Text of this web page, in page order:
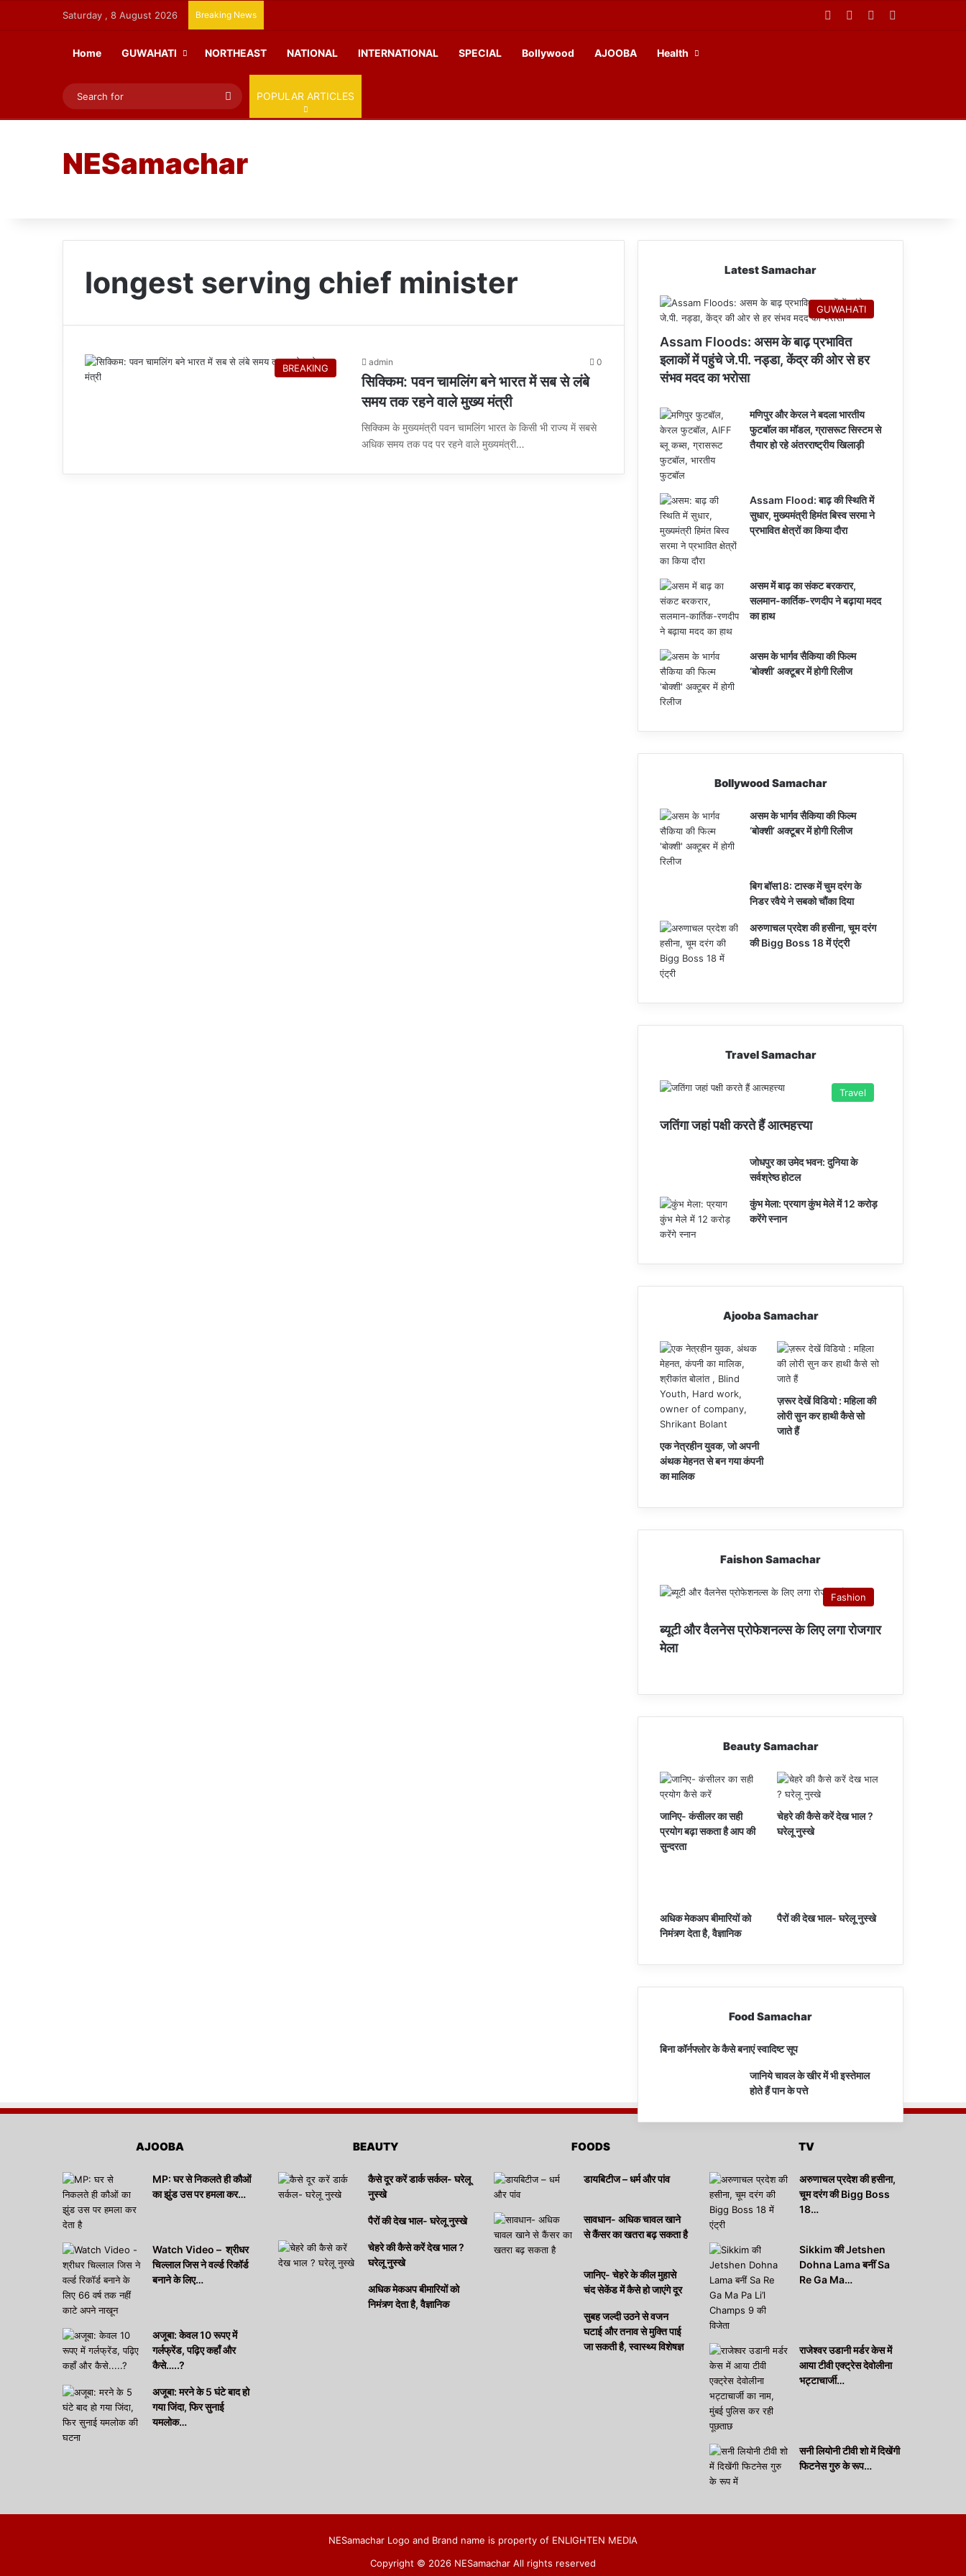
Saturday , 8 August 2026 Breaking News Facebook YouTube
Home GUWAHATI NORTHEAST NATIONAL INTERNATIONAL SPECIAL Bollywood AJOOBA Health
Search
for
POPULAR ARTICLES
NESamachar
longest serving chief minister
BREAKING
admin 0
सिक्किम: पवन चामलिंग बने भारत में सब से लंबे
समय तक रहने वाले मुख्य मंत्री
सिक्किम के मुख्यमंत्री पवन चामलिंग भारत के किसी भी राज्य में सबसे
अधिक समय तक पद पर रहने वाले मुख्यमंत्री…
Latest Samachar
GUWAHATI
Assam Floods: असम के बाढ़ प्रभावित
इलाकों में पहुंचे जे.पी. नड्डा, केंद्र की ओर से हर
संभव मदद का भरोसा
मणिपुर और केरल ने बदला भारतीय
फुटबॉल का मॉडल, ग्रासरूट सिस्टम से
तैयार हो रहे अंतरराष्ट्रीय खिलाड़ी
Assam Flood: बाढ़ की स्थिति में
सुधार, मुख्यमंत्री हिमंत बिस्व सरमा ने
प्रभावित क्षेत्रों का किया दौरा
असम में बाढ़ का संकट बरकरार,
सलमान-कार्तिक-रणदीप ने बढ़ाया मदद
का हाथ
असम के भार्गव सैकिया की फिल्म
‘बोक्शी’ अक्टूबर में होगी रिलीज
Bollywood Samachar
असम के भार्गव सैकिया की फिल्म
‘बोक्शी’ अक्टूबर में होगी रिलीज
बिग बॉस18: टास्क में चुम दरंग के
निडर रवैये ने सबको चौंका दिया
अरुणाचल प्रदेश की हसीना, चूम दरंग
की Bigg Boss 18 में एंट्री
Travel Samachar
Travel
जतिंगा जहां पक्षी करते हैं आत्महत्त्या
जोधपुर का उमेद भवन: दुनिया के
सर्वश्रेष्ठ होटल
कुंभ मेला: प्रयाग कुंभ मेले में 12 करोड़
करेंगे स्नान
Ajooba Samachar
एक नेत्रहीन युवक, जो अपनी
अंथक मेहनत से बन गया कंपनी
का मालिक
ज़रूर देखें विडियो : महिला की
लोरी सुन कर हाथी कैसे सो
जाते हैं
Faishon Samachar
Fashion
ब्यूटी और वैलनेस प्रोफेशनल्स के लिए लगा रोजगार
मेला
Beauty Samachar
जानिए- कंसीलर का सही
प्रयोग बढ़ा सकता है आप की
सुन्दरता
चेहरे की कैसे करें देख भाल ?
घरेलू नुस्खे
अधिक मेकअप बीमारियों को
निमंत्र्ण देता है, वैज्ञानिक
पैरों की देख भाल- घरेलू नुस्खे
Food Samachar
बिना कॉर्नफ्लोर के कैसे बनाएं स्वादिष्ट सूप
जानिये चावल के खीर में भी इस्तेमाल
होते हैं पान के पत्ते
AJOOBA
MP: घर से निकलते ही कौओं
का झुंड उस पर हमला कर…
Watch Video – श्रीधर
चिल्लाल जिस ने वर्ल्ड रिकॉर्ड
बनाने के लिए…
अजूबा: केवल 10 रूपए में
गर्लफ्रेंड, पढ़िए कहाँ और
कैसे…..?
अजूबा: मरने के 5 घंटे बाद हो
गया जिंदा, फिर सुनाई
यमलोक…
BEAUTY
कैसे दूर करें डार्क सर्कल- घरेलू
नुस्खे
पैरों की देख भाल- घरेलू नुस्खे
चेहरे की कैसे करें देख भाल ?
घरेलू नुस्खे
अधिक मेकअप बीमारियों को
निमंत्र्ण देता है, वैज्ञानिक
FOODS
डायबिटीज – धर्म और पांव
सावधान- अधिक चावल खाने
से कैंसर का खतरा बढ़ सकता है
जानिए- चेहरे के कील मुहासे
चंद सेकेंड में कैसे हो जाएंगे दूर
सुबह जल्दी उठने से वजन
घटाई और तनाव से मुक्ति पाई
जा सकती है, स्वास्थ्य विशेषज्ञ
TV
अरुणाचल प्रदेश की हसीना,
चूम दरंग की Bigg Boss
18…
Sikkim की Jetshen
Dohna Lama बनीं Sa
Re Ga Ma…
राजेश्वर उडानी मर्डर केस में
आया टीवी एक्ट्रेस देवोलीना
भट्टाचार्जी…
सनी लियोनी टीवी शो में दिखेंगी
फिटनेस गुरु के रूप…
NESamachar Logo and Brand name is property of ENLIGHTEN MEDIA
Copyright © 2026 NESamachar All rights reserved